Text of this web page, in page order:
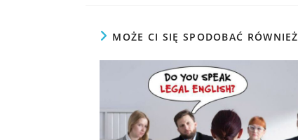
MOŻE CI SIĘ SPODOBAĆ RÓWNIEŻ